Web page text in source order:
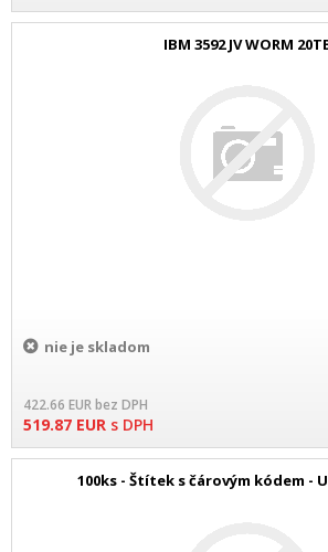
IBM 3592 JV WORM
nie je skladom
422.66 EURbez DPH
519.87 EUR s DPH
100ks - Štítek s čárovým kódem -